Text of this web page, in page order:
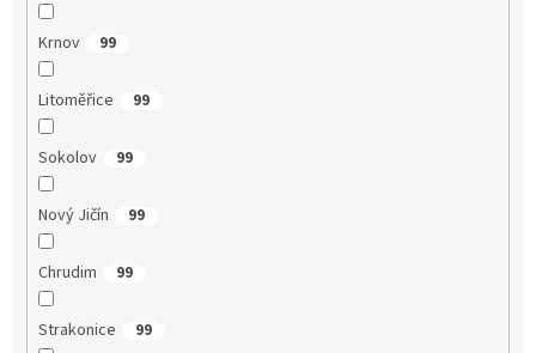
Krnov 99
Litoměřice 99
Sokolov 99
Nový Jičín 99
Chrudim 99
Strakonice 99